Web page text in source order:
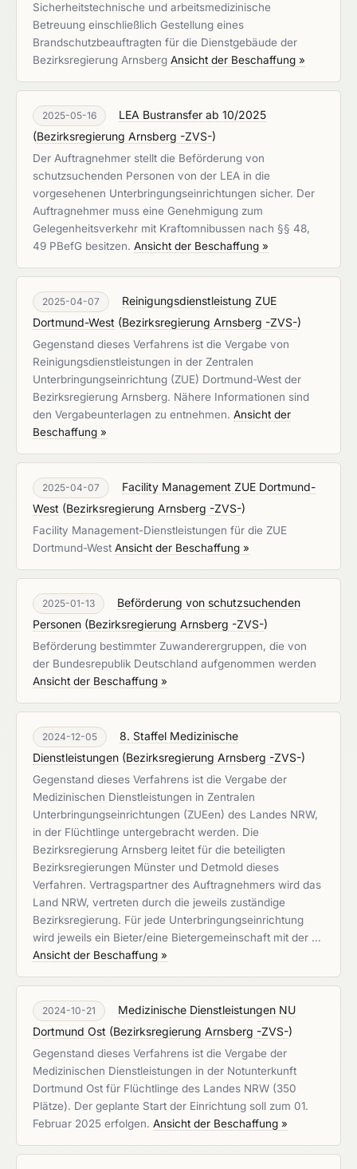
Sicherheitstechnische und arbeitsmedizinische
Betreuung einschließlich Gestellung eines
Brandschutzbeauftragten für die Dienstgebäude der
Bezirksregierung Arnsberg Ansicht der Beschaffung »
2025-05-16
LEA Bustransfer ab 10/2025
(Bezirksregierung Arnsberg -ZVS-)
Der Auftragnehmer stellt die Beförderung von
schutzsuchenden Personen von der LEA in die
vorgesehenen Unterbringungseinrichtungen sicher. Der
Auftragnehmer muss eine Genehmigung zum
Gelegenheitsverkehr mit Kraftomnibussen nach §§ 48,
49 PBefG besitzen. Ansicht der Beschaffung »
2025-04-07
Reinigungsdienstleistung ZUE
Dortmund-West (Bezirksregierung Arnsberg -ZVS-)
Gegenstand dieses Verfahrens ist die Vergabe von
Reinigungsdienstleistungen in der Zentralen
Unterbringungseinrichtung (ZUE) Dortmund-West der
Bezirksregierung Arnsberg. Nähere Informationen sind
den Vergabeunterlagen zu entnehmen. Ansicht der
Beschaffung »
2025-04-07
Facility Management ZUE Dortmund-
West (Bezirksregierung Arnsberg -ZVS-)
Facility Management-Dienstleistungen für die ZUE
Dortmund-West Ansicht der Beschaffung »
2025-01-13
Beförderung von schutzsuchenden
Personen (Bezirksregierung Arnsberg -ZVS-)
Beförderung bestimmter Zuwanderergruppen, die von
der Bundesrepublik Deutschland aufgenommen werden
Ansicht der Beschaffung »
2024-12-05
8. Staffel Medizinische
Dienstleistungen (Bezirksregierung Arnsberg -ZVS-)
Gegenstand dieses Verfahrens ist die Vergabe der
Medizinischen Dienstleistungen in Zentralen
Unterbringungseinrichtungen (ZUEen) des Landes NRW,
in der Flüchtlinge untergebracht werden. Die
Bezirksregierung Arnsberg leitet für die beteiligten
Bezirksregierungen Münster und Detmold dieses
Verfahren. Vertragspartner des Auftragnehmers wird das
Land NRW, vertreten durch die jeweils zuständige
Bezirksregierung. Für jede Unterbringungseinrichtung
wird jeweils ein Bieter/eine Bietergemeinschaft mit der …
Ansicht der Beschaffung »
2024-10-21
Medizinische Dienstleistungen NU
Dortmund Ost (Bezirksregierung Arnsberg -ZVS-)
Gegenstand dieses Verfahrens ist die Vergabe der
Medizinischen Dienstleistungen in der Notunterkunft
Dortmund Ost für Flüchtlinge des Landes NRW (350
Plätze). Der geplante Start der Einrichtung soll zum 01.
Februar 2025 erfolgen. Ansicht der Beschaffung »